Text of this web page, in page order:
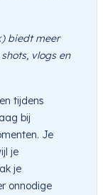
biedt meer
vlogs en
tijdens
bij
Je
je
je
onnodige